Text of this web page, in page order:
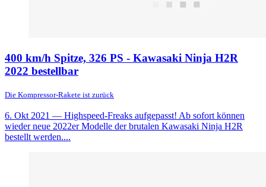
400 km/h Spitze, 326 PS - Kawasaki Ninja H2R
2022 bestellbar
Die Kompressor-Rakete ist zurück
6. Okt 2021 — Highspeed-Freaks aufgepasst! Ab sofort können
wieder neue 2022er Modelle der brutalen Kawasaki Ninja H2R
bestellt werden....